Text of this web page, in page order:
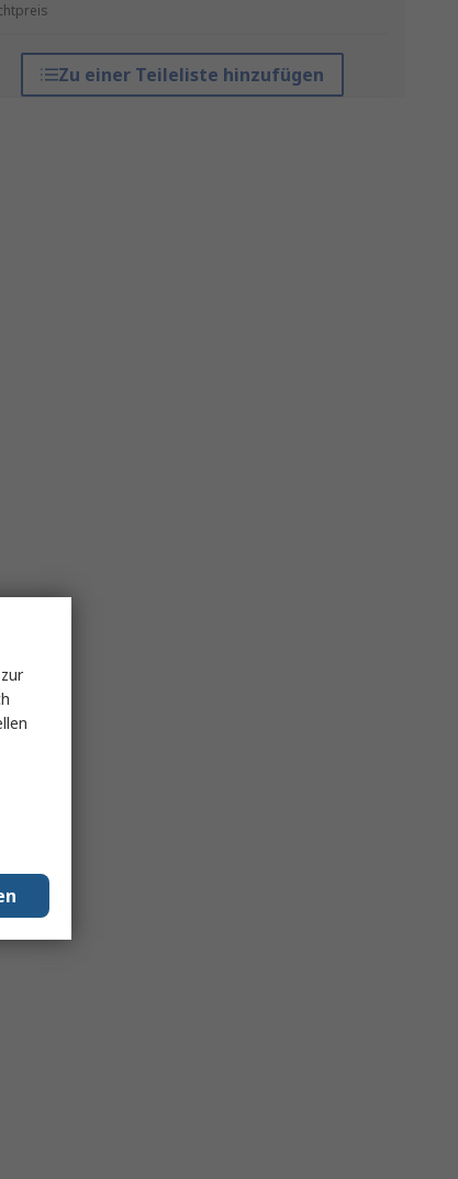
Zu einer Teileliste hinzufügen